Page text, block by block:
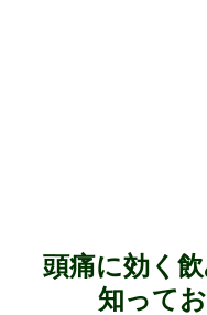
頭痛に効く
知って